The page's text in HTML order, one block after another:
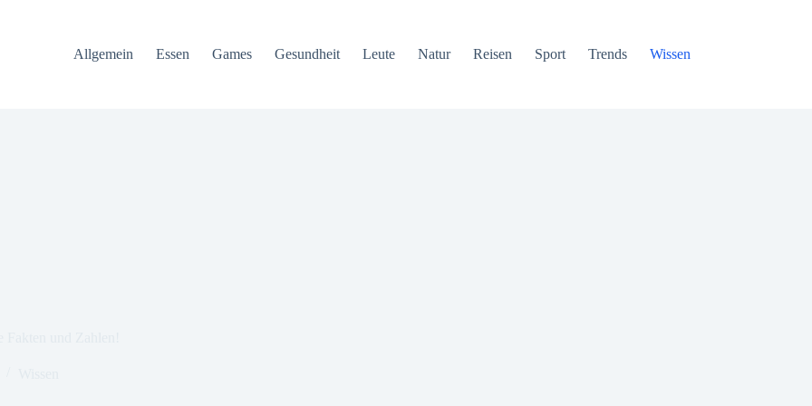
Allgemein
Essen Games Gesundheit Leute Natur Reisen Sport Trends Wissen